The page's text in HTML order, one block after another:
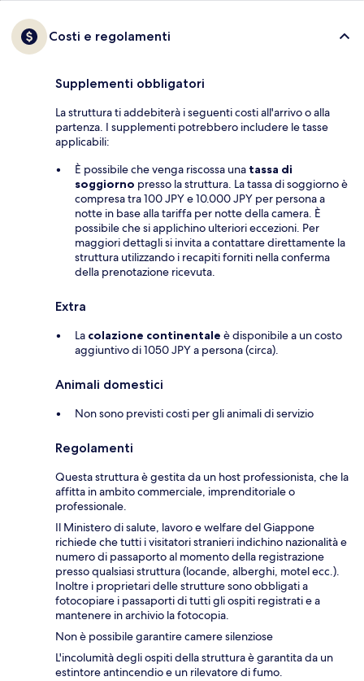
Costi e regolamenti
Supplementi obbligatori
La struttura ti addebiterà i seguenti costi all'arrivo o alla
partenza. I supplementi potrebbero includere le tasse
applicabili:
È possibile che venga riscossa una tassa di
soggiorno presso la struttura. La tassa di soggiorno è
compresa tra 100 JPY e 10.000 JPY per persona a
notte in base alla tariffa per notte della camera. È
possibile che si applichino ulteriori eccezioni. Per
maggiori dettagli si invita a contattare direttamente la
struttura utilizzando i recapiti forniti nella conferma
della prenotazione ricevuta.
Extra
La colazione continentale è disponibile a un costo
aggiuntivo di 1050 JPY a persona (circa).
Animali domestici
Non sono previsti costi per gli animali di servizio
Regolamenti
Questa struttura è gestita da un host professionista, che la
affitta in ambito commerciale, imprenditoriale o
professionale.
Il Ministero di salute, lavoro e welfare del Giappone
richiede che tutti i visitatori stranieri indichino nazionalità e
numero di passaporto al momento della registrazione
presso qualsiasi struttura (locande, alberghi, motel ecc.).
Inoltre i proprietari delle strutture sono obbligati a
fotocopiare i passaporti di tutti gli ospiti registrati e a
mantenere in archivio la fotocopia.
Non è possibile garantire camere silenziose
L'incolumità degli ospiti della struttura è garantita da un
estintore antincendio e un rilevatore di fumo.